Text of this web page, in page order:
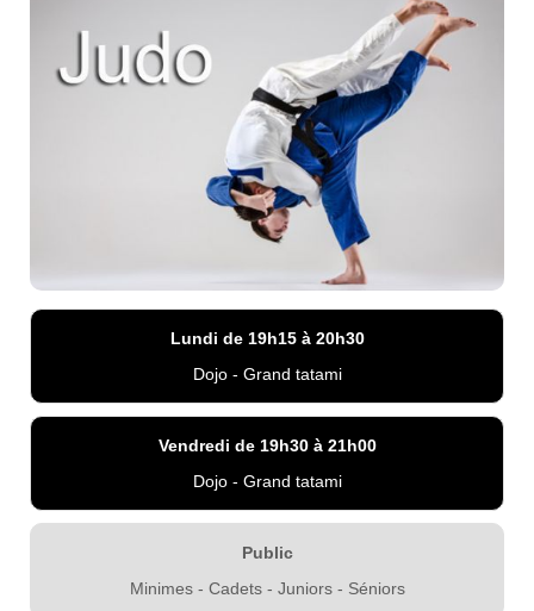
Lundi de 19h15 à 20h30
Dojo - Grand tatami
Vendredi de 19h30 à 21h00
Dojo - Grand tatami
Public
Minimes - Cadets - Juniors - Séniors